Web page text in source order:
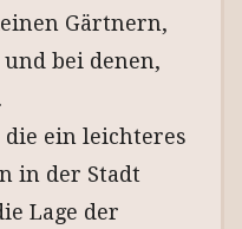
Gärtnern,
bei denen,
ein leichteres
in der Stadt
Lage der